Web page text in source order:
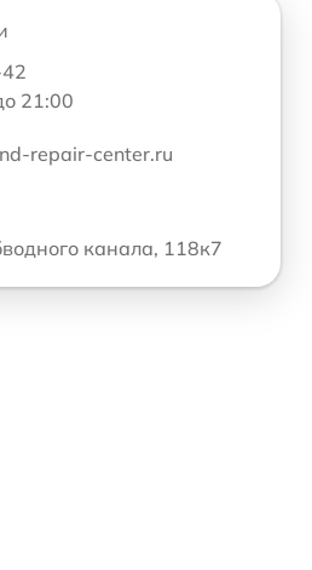
21:00
repair-center.ru
канала, 118к7